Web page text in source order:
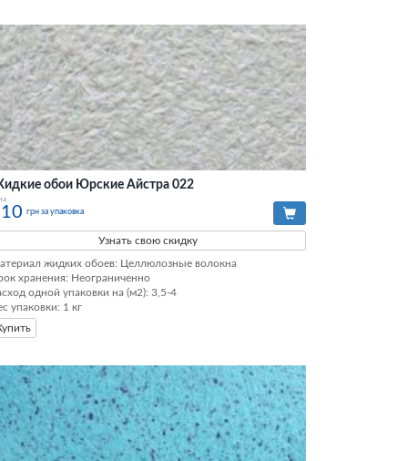
обои Юрские Айстра 022
грн за упаковка
Узнать свою скидку
жидких обоев: Целлюлозные волокна
хранения: Неограниченно
одной упаковки на (м2): 3,5-4
упаковки: 1 кг